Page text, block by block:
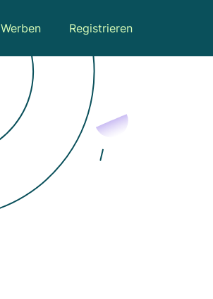
Werben Registrieren